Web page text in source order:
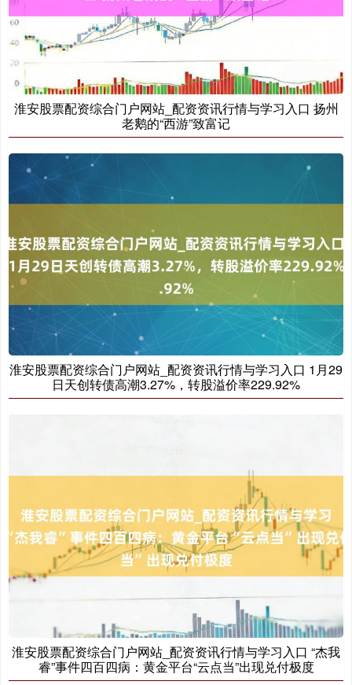
淮安股票配资综合门户网站_配资资讯行情与学习入口 扬州
老鹅的“西游”致富记
淮安股票配资综合门户网站_配资资讯行情与学习入口 1月29
日天创转债高潮3.27%，转股溢价率229.92%
淮安股票配资综合门户网站_配资资讯行情与学习入口 “杰我
睿”事件四百四病：黄金平台“云点当”出现兑付极度